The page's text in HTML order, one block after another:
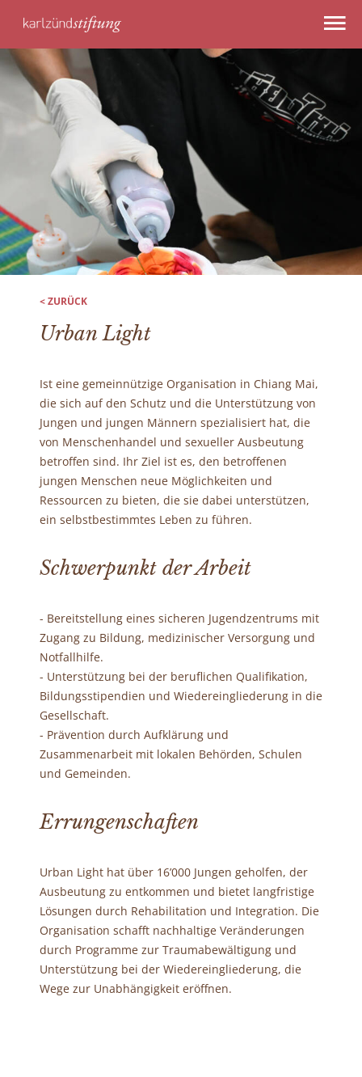
< ZURÜCK
Urban Light
Ist eine gemeinnützige Organisation in Chiang Mai,
die sich auf den Schutz und die Unterstützung von
Jungen und jungen Männern spezialisiert hat, die
von Menschenhandel und sexueller Ausbeutung
betroffen sind. Ihr Ziel ist es, den betroffenen
jungen Menschen neue Möglichkeiten und
Ressourcen zu bieten, die sie dabei unterstützen,
ein selbstbestimmtes Leben zu führen.
Schwerpunkt der Arbeit
- Bereitstellung eines sicheren Jugendzentrums mit
Zugang zu Bildung, medizinischer Versorgung und
Notfallhilfe.
- Unterstützung bei der beruflichen Qualifikation,
Bildungsstipendien und Wiedereingliederung in die
Gesellschaft.
- Prävention durch Aufklärung und
Zusammenarbeit mit lokalen Behörden, Schulen
und Gemeinden.
Errungenschaften
Urban Light hat über 16’000 Jungen geholfen, der
Ausbeutung zu entkommen und bietet langfristige
Lösungen durch Rehabilitation und Integration. Die
Organisation schafft nachhaltige Veränderungen
durch Programme zur Traumabewältigung und
Unterstützung bei der Wiedereingliederung, die
Wege zur Unabhängigkeit eröffnen.